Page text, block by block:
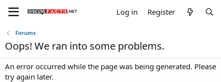
Log in Register
Forums
Oops! We ran into some problems.
An error occurred while the page was being generated. Please
try again later.